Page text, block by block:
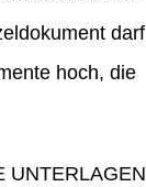
darf
hoch, die
UNTERLAGEN